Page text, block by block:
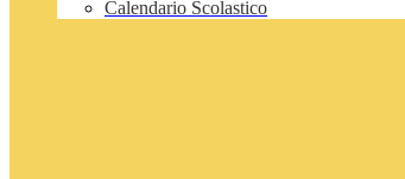
Calendario Scolastico